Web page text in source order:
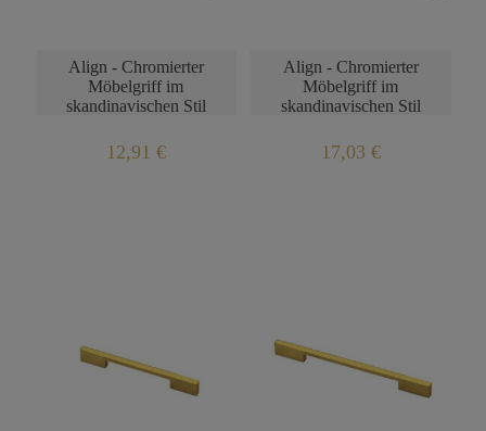
Align - Chromierter
Möbelgriff im
skandinavischen Stil
12,91 €
Align - Chromierter
Möbelgriff im
skandinavischen Stil
17,03 €